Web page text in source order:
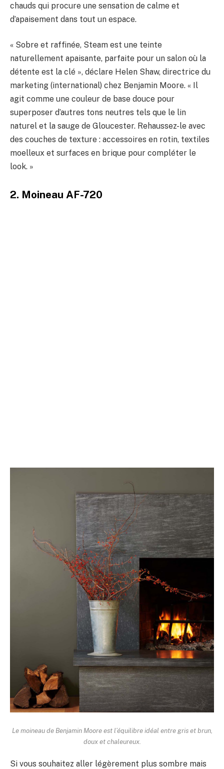
chauds qui procure une sensation de calme et
d’apaisement dans tout un espace.
« Sobre et raffinée, Steam est une teinte
naturellement apaisante, parfaite pour un salon où la
détente est la clé », déclare Helen Shaw, directrice du
marketing (international) chez Benjamin Moore. « Il
agit comme une couleur de base douce pour
superposer d’autres tons neutres tels que le lin
naturel et la sauge de Gloucester. Rehaussez-le avec
des couches de texture : accessoires en rotin, textiles
moelleux et surfaces en brique pour compléter le
look. »
2. Moineau AF-720
Le moineau de Benjamin Moore est l’équilibre idéal entre gris et brun,
doux et chaleureux.
Si vous souhaitez aller légèrement plus sombre mais